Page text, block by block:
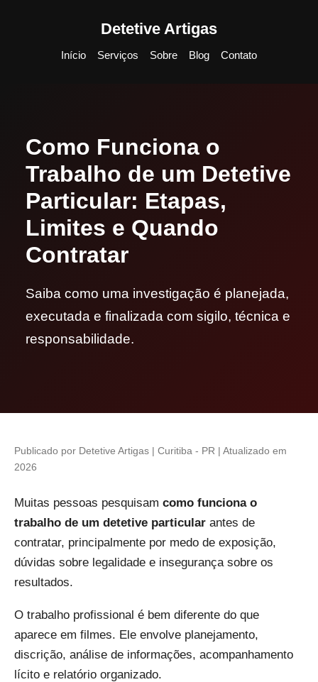
Detetive Artigas
Início Serviços Sobre Blog Contato
Como Funciona o
Trabalho de um Detetive
Particular: Etapas,
Limites e Quando
Contratar
Saiba como uma investigação é planejada,
executada e finalizada com sigilo, técnica e
responsabilidade.
Publicado por Detetive Artigas | Curitiba - PR | Atualizado em
2026
Muitas pessoas pesquisam como funciona o
trabalho de um detetive particular antes de
contratar, principalmente por medo de exposição,
dúvidas sobre legalidade e insegurança sobre os
resultados.
O trabalho profissional é bem diferente do que
aparece em filmes. Ele envolve planejamento,
discrição, análise de informações, acompanhamento
lícito e relatório organizado.